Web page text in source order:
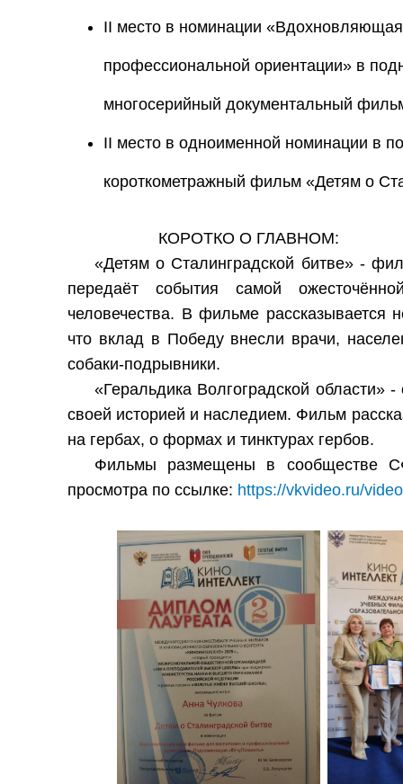
II место в номинации
профессиональной ориентации» в
многосерийный документальный
II место в одноименной номинации в
короткометражный фильм «Детям о
КОРОТКО О ГЛАВНОМ:
«Детям о Сталинградской битве» -
передаёт события самой
человечества. В фильме рассказывается
что вклад в Победу внесли врачи,
собаки-подрывники.
«Геральдика Волгоградской области»
своей историей и наследием. Фильм
на гербах, о формах и тинктурах гербов.
Фильмы размещены в сообществе
просмотра по ссылке: https://vkvideo.ru/